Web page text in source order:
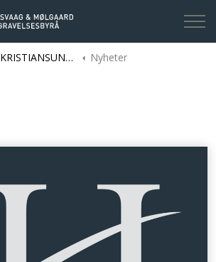
Kontakt oss
KRISTIANSUND | Eidsvaag & Mølgaard Begravelsesbyrå Nyheter